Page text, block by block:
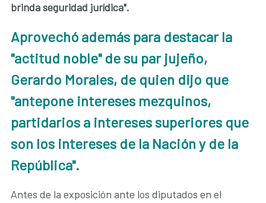
brinda seguridad jurídica".
Aprovechó además para destacar la
"actitud noble" de su par jujeño,
Gerardo Morales, de quien dijo que
"antepone intereses mezquinos,
partidarios a intereses superiores que
son los intereses de la Nación y de la
República".
Antes de la exposición ante los diputados en el